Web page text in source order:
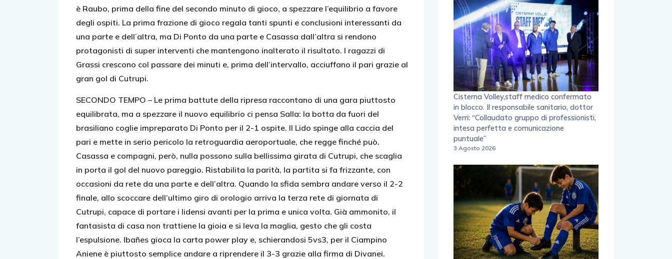
è Raubo, prima della fine del secondo minuto di gioco, a spezzare l’equilibrio a favore
degli ospiti. La prima frazione di gioco regala tanti spunti e conclusioni interessanti da
una parte e dell’altra, ma Di Ponto da una parte e Casassa dall’altra si rendono
protagonisti di super interventi che mantengono inalterato il risultato. I ragazzi di
Grassi crescono col passare dei minuti e, prima dell’intervallo, acciuffano il pari grazie al
gran gol di Cutrupi.
SECONDO TEMPO – Le prima battute della ripresa raccontano di una gara piuttosto
equilibrata, ma a spezzare il nuovo equilibrio ci pensa Salla: la botta da fuori del
brasiliano coglie impreparato Di Ponto per il 2-1 ospite. Il Lido spinge alla caccia del
pari e mette in serio pericolo la retroguardia aeroportuale, che regge finché può.
Casassa e compagni, però, nulla possono sulla bellissima girata di Cutrupi, che scaglia
in porta il gol del nuovo pareggio. Ristabilita la parità, la partita si fa frizzante, con
occasioni da rete da una parte e dell’altra. Quando la sfida sembra andare verso il 2-2
finale, allo scoccare dell’ultimo giro di orologio arriva la terza rete di giornata di
Cutrupi, capace di portare i lidensi avanti per la prima e unica volta. Già ammonito, il
fantasista di casa non trattiene la gioia e si leva la maglia, gesto che gli costa
l’espulsione. Ibañes gioca la carta power play e, schierandosi 5vs3, per il Ciampino
Aniene è piuttosto semplice andare a riprendere il 3-3 grazie alla firma di Divanei.
Cisterna Volley,staff medico confermato
in blocco. Il responsabile sanitario, dottor
Verri: “Collaudato gruppo di professionisti,
intesa perfetta e comunicazione
puntuale”
3 Agosto 2026